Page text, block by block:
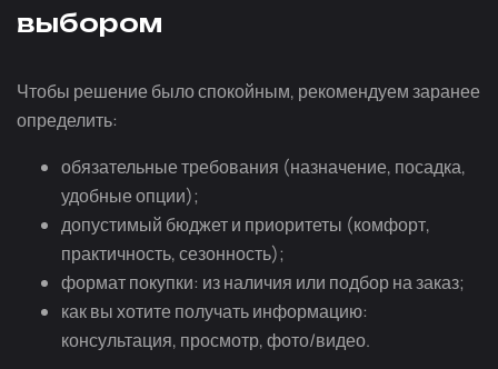
выбором
Чтобы решение было спокойным, рекомендуем заранее
определить:
обязательные требования (назначение, посадка,
удобные опции);
допустимый бюджет и приоритеты (комфорт,
практичность, сезонность);
формат покупки: из наличия или подбор на заказ;
как вы хотите получать информацию:
консультация, просмотр, фото/видео.